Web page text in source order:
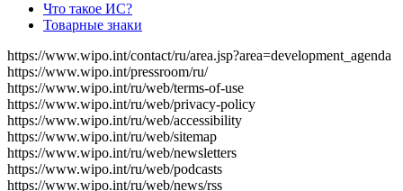
Что такое ИС?
Товарные знаки
https://www.wipo.int/contact/ru/area.jsp?area=development_agenda
https://www.wipo.int/pressroom/ru/
https://www.wipo.int/ru/web/terms-of-use
https://www.wipo.int/ru/web/privacy-policy
https://www.wipo.int/ru/web/accessibility
https://www.wipo.int/ru/web/sitemap
https://www.wipo.int/ru/web/newsletters
https://www.wipo.int/ru/web/podcasts
https://www.wipo.int/ru/web/news/rss